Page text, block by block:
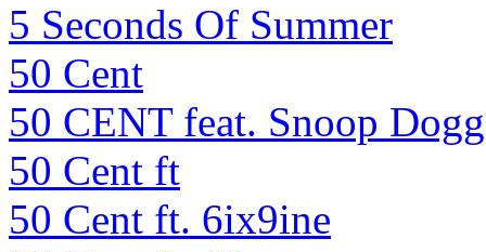
5 Seconds Of Summer
50 Cent
50 CENT feat. Snoop Dogg
50 Cent ft
50 Cent ft. 6ix9ine